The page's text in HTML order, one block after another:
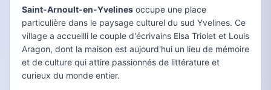
Saint-Arnoult-en-Yvelines occupe une place
particulière dans le paysage culturel du sud Yvelines. Ce
village a accueilli le couple d'écrivains Elsa Triolet et Louis
Aragon, dont la maison est aujourd'hui un lieu de mémoire
et de culture qui attire passionnés de littérature et
curieux du monde entier.